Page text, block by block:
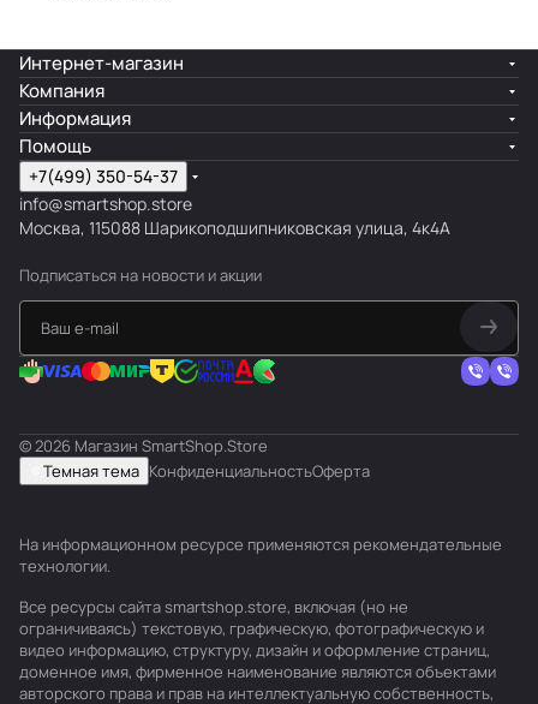
Интернет-магазин
Компания
Информация
Помощь
+7(499) 350-54-37
info@smartshop.store
Москва, 115088 Шарикоподшипниковская улица, 4к4А
Подписаться на новости и акции
© 2026 Магазин SmartShop.Store
Темная тема КонфиденциальностьОферта
На информационном ресурсе применяются рекомендательные
технологии.
Все ресурсы сайта smartshop.store, включая (но не
ограничиваясь) текстовую, графическую, фотографическую и
видео информацию, структуру, дизайн и оформление страниц,
доменное имя, фирменное наименование являются объектами
авторского права и прав на интеллектуальную собственность,